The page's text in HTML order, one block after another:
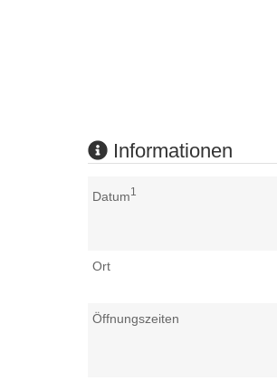
Informationen
Datum1
Ort
Öffnungszeiten